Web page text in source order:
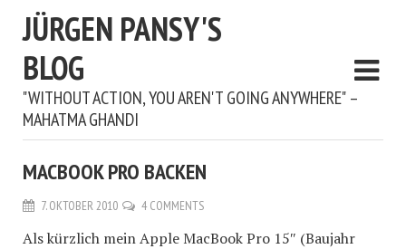
JÜRGEN PANSY'S
BLOG
"WITHOUT ACTION, YOU AREN'T GOING ANYWHERE" –
MAHATMA GHANDI
MACBOOK PRO BACKEN
7. OKTOBER 2010 4 COMMENTS
Als kürzlich mein Apple MacBook Pro 15″ (Baujahr